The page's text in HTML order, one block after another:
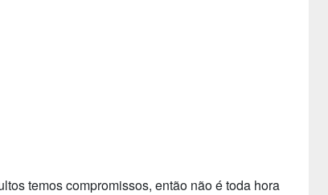
temos compromissos, então não é toda hora